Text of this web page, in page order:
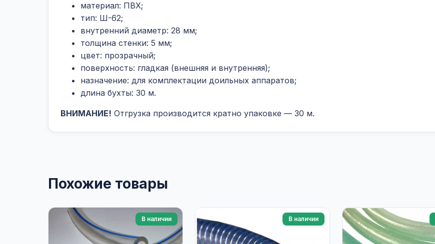
материал: ПВХ;
тип: Ш-62;
внутренний диаметр: 28 мм;
толщина стенки: 5 мм;
цвет: прозрачный;
поверхность: гладкая (внешняя и внутренняя);
назначение: для комплектации доильных аппаратов;
длина бухты: 30 м.
ВНИМАНИЕ! Отгрузка производится кратно упаковке — 30 м.
Похожие товары
В наличии В наличии